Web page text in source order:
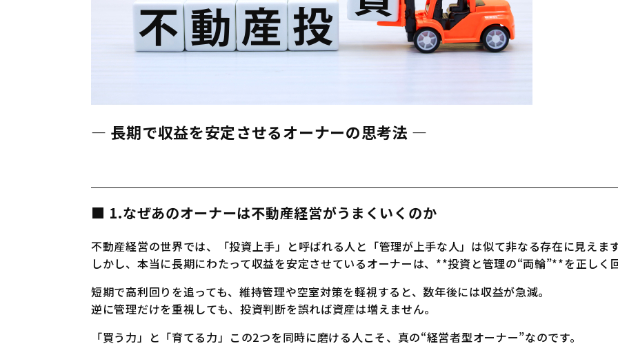
― 長期で収益を安定させるオーナーの思考法 ―
■ 1.なぜあのオーナーは不動産経営がうまくいくのか
不動産経営の世界では、「投資上手」と呼ばれる人と「管理が上手な人」は似て非なる存在に見えます
しかし、本当に長期にわたって収益を安定させているオーナーは、**投資と管理の“両輪”**を正しく
短期で高利回りを追っても、維持管理や空室対策を軽視すると、数年後には収益が急減。
逆に管理だけを重視しても、投資判断を誤れば資産は増えません。
「買う力」と「育てる力」――この2つを同時に磨ける人こそ、真の“経営者型オーナー”なのです。